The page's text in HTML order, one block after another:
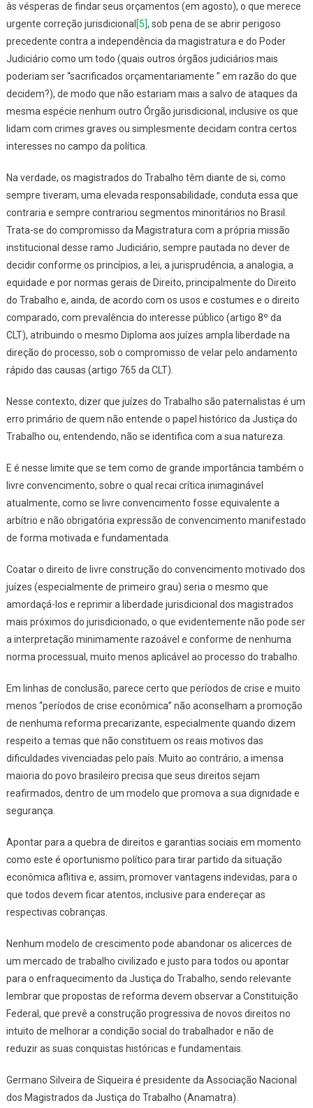
às vésperas de findar seus orçamentos (em agosto), o que merece
urgente correção jurisdicional [5], sob pena de se abrir perigoso
precedente contra a independência da magistratura e do Poder
Judiciário como um todo (quais outros órgãos judiciários mais
poderiam ser “sacrificados orçamentariamente ” em razão do que
decidem?), de modo que não estariam mais a salvo de ataques da
mesma espécie nenhum outro Órgão jurisdicional, inclusive os que
lidam com crimes graves ou simplesmente decidam contra certos
interesses no campo da política.
Na verdade, os magistrados do Trabalho têm diante de si, como
sempre tiveram, uma elevada responsabilidade, conduta essa que
contraria e sempre contrariou segmentos minoritários no Brasil.
Trata-se do compromisso da Magistratura com a própria missão
institucional desse ramo Judiciário, sempre pautada no dever de
decidir conforme os princípios, a lei, a jurisprudência, a analogia, a
equidade e por normas gerais de Direito, principalmente do Direito
do Trabalho e, ainda, de acordo com os usos e costumes e o direito
comparado, com prevalência do interesse público (artigo 8º da
CLT), atribuindo o mesmo Diploma aos juízes ampla liberdade na
direção do processo, sob o compromisso de velarpelo andamento
rápido das causas (artigo 765 da CLT).
Nesse contexto, dizer que juízes do Trabalho são paternalistas é um
erro primário de quem não entende o papel histórico da Justiça do
Trabalho ou, entendendo, não se identifica com a sua natureza.
E é nesse limite que se tem como de grande importância também o
livre convencimento, sobre o qual recai crítica inimaginável
atualmente, como se livre convencimento fosse equivalente a
arbítrio e não obrigatória expressão de convencimento manifestado
de forma motivada e fundamentada.
Coatar o direito de livre construção do convencimento motivado dos
juízes (especialmente de primeiro grau) seria o mesmo que
amordaçá-los e reprimir a liberdade jurisdicional dos magistrados
mais próximos do jurisdicionado, o que evidentemente não pode ser
a interpretação minimamente razoável e conforme de nenhuma
norma processual, muito menos aplicável ao processo do trabalho.
Em linhas de conclusão, parece certo que períodos de crise e muito
menos “períodos de crise econômica” não aconselham a promoção
de nenhuma reforma precarizante, especialmente quando dizem
respeito a temas que não constituem os reais motivos das
dificuldades vivenciadas pelo país. Muito ao contrário, a imensa
maioria do povo brasileiro precisa que seus direitos sejam
reafirmados, dentro de um modelo que promova a sua dignidade e
segurança.
Apontar para a quebra de direitos e garantias sociais em momento
como este é oportunismo político para tirar partido da situação
econômica aflitiva e, assim, promover vantagens indevidas, para o
que todos devem ficar atentos, inclusive para endereçar as
respectivas cobranças.
Nenhum modelo de crescimento pode abandonar os alicerces de
um mercado de trabalho civilizado e justo para todos ou apontar
para o enfraquecimento da Justiça do Trabalho, sendo relevante
lembrar que propostas de reforma devem observar a Constituição
Federal, que prevê a construção progressiva de novos direitos no
intuito de melhorar a condição social do trabalhador e não de
reduzir as suas conquistas históricas e fundamentais.
Germano Silveira de Siqueira é presidente da Associação Nacional
dos Magistrados da Justiça do Trabalho (Anamatra).